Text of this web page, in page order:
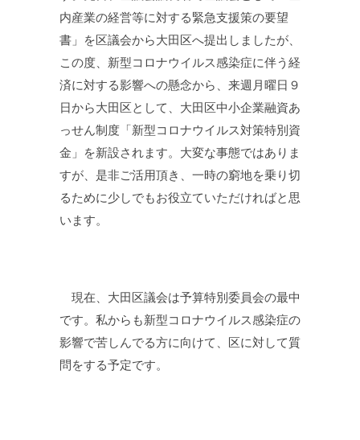
内産業の経営等に対する緊急支援策の要望
書」を区議会から大田区へ提出しましたが、
この度、新型コロナウイルス感染症に伴う経
済に対する影響への懸念から、来週月曜日９
日から大田区として、大田区中小企業融資あ
っせん制度「新型コロナウイルス対策特別資
金」を新設されます。大変な事態ではありま
すが、是非ご活用頂き、一時の窮地を乗り切
るために少しでもお役立ていただければと思
います。
現在、大田区議会は予算特別委員会の最中
です。私からも新型コロナウイルス感染症の
影響で苦しんでる方に向けて、区に対して質
問をする予定です。